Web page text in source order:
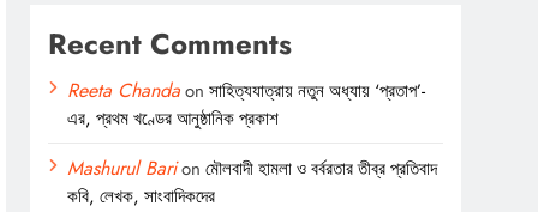
Recent Comments
Reeta Chandaonসাহিত্যযাত্রায় নতুন অধ্যায় ‘প্রতাপ’-
এর, প্রথম খণ্ডের আনুষ্ঠানিক প্রকাশ
Mashurul Barionমৌলবাদী হামলা ও বর্বরতার তীব্র প্রতিবাদ
কবি, লেখক, সাংবাদিকদের